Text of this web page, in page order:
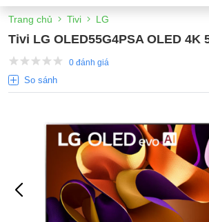
Trang chủ Tivi LG
Tivi LG OLED55G4PSA OLED 4K
0 đánh giá
So sánh